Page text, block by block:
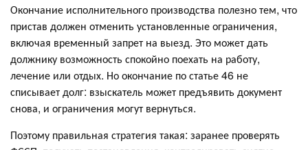
Окончание исполнительного производства полезно тем, что
пристав должен отменить установленные ограничения,
включая временный запрет на выезд. Это может дать
должнику возможность спокойно поехать на работу,
лечение или отдых. Но окончание по статье 46 не
списывает долг: взыскатель может предъявить документ
снова, и ограничения могут вернуться.
Поэтому правильная стратегия такая: заранее проверять